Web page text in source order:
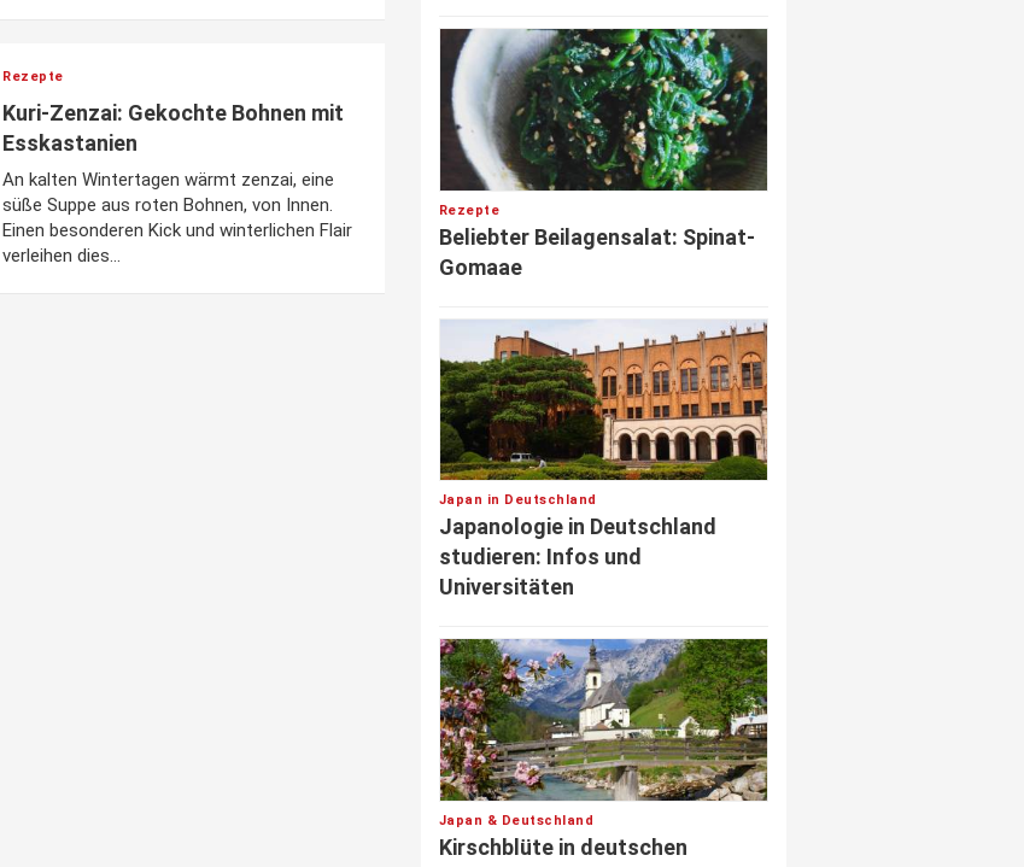
Rezepte
Kuri-Zenzai: Gekochte Bohnen mit
Esskastanien
An kalten Wintertagen wärmt zenzai, eine
süße Suppe aus roten Bohnen, von Innen.
Einen besonderen Kick und winterlichen Flair
verleihen dies...
Rezepte
Beliebter Beilagensalat: Spinat-
Gomaae
Japan in Deutschland
Japanologie in Deutschland
studieren: Infos und
Universitäten
Japan & Deutschland
Kirschblüte in deutschen